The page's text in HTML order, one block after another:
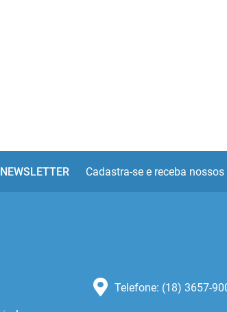
NEWSLETTER Cadastra-se e receba
Telefone: (18) 3657-